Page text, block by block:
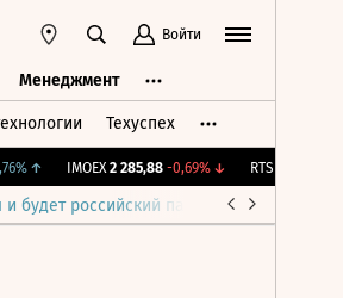
Войти
Менеджмент
Техуспех
↑ IMOEX 2 285,88 -0,69%↓ RTSI 884,56
будет российский парламент